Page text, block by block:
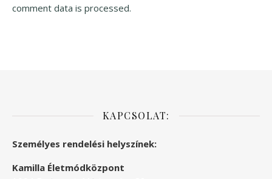
comment data is processed.
KAPCSOLAT:
Személyes rendelési helyszínek:
Kamilla Életmódközpont